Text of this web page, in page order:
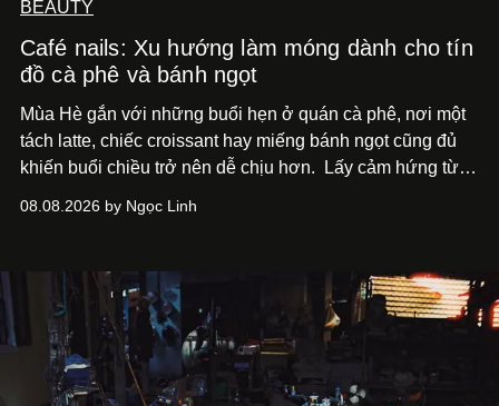
BEAUTY
Café nails: Xu hướng làm móng dành cho tín
đồ cà phê và bánh ngọt
Mùa Hè gắn với những buổi hẹn ở quán cà phê, nơi một
tách latte, chiếc croissant hay miếng bánh ngọt cũng đủ
khiến buổi chiều trở nên dễ chịu hơn.
Lấy cảm hứng từ
sử dụng bảng màu nâu sữa, kem, trắng ngà cùng những
quán cà phê. Dưới đây là những mẫu nail được yêu thích
nhất của xu hướng này.
08.08.2026 by Ngọc Linh